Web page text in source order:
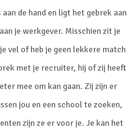
de hand en ligt het gebrek aan
je werkgever. Misschien zit je
vel of heb je geen lekkere match
met je recruiter, hij of zij heeft
mee om kan gaan. Zij zijn er
jou en een school te zoeken,
zijn ze er voor je. Je kan het